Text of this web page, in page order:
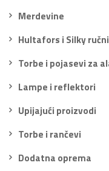
Merdevine
Hultafors i Silky
Torbe i pojasevi za
Lampe i reflektori
Upijajući proizvodi
Torbe i rančevi
Dodatna oprema